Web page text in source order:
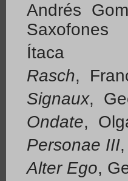
Andrés
Saxofones
Ítaca
Rasch,
Signaux,
Ondate,
Personae III
Alter Ego,